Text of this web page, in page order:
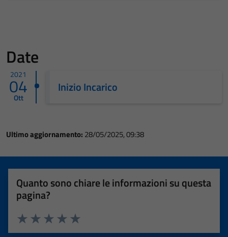
Date
2021
04
Ott
Inizio Incarico
Ultimo aggiornamento: 28/05/2025, 09:38
Quanto sono chiare le informazioni su questa
pagina?
Valuta 5 stelle su 5
Valuta 4 stelle su 5
Valuta 3 stelle su 5
Valuta 2 stelle su 5
Valuta 1 stelle su 5